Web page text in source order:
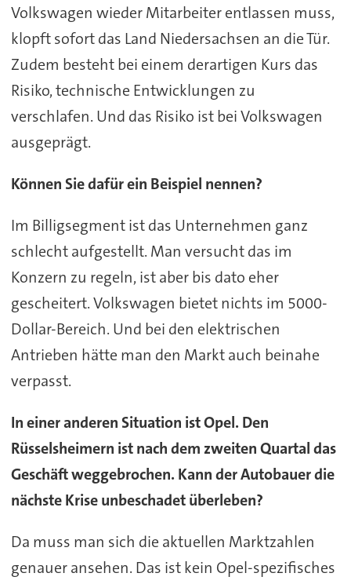
Volkswagen wieder Mitarbeiter entlassen muss,
klopft sofort das Land Niedersachsen an die Tür.
Zudem besteht bei einem derartigen Kurs das
Risiko, technische Entwicklungen zu
verschlafen. Und das Risiko ist bei Volkswagen
ausgeprägt.
Können Sie dafür ein Beispiel nennen?
Im Billigsegment ist das Unternehmen ganz
schlecht aufgestellt. Man versucht das im
Konzern zu regeln, ist aber bis dato eher
gescheitert. Volkswagen bietet nichts im 5000-
Dollar-Bereich. Und bei den elektrischen
Antrieben hätte man den Markt auch beinahe
verpasst.
In einer anderen Situation ist Opel. Den
Rüsselsheimern ist nach dem zweiten Quartal das
Geschäft weggebrochen. Kann der Autobauer die
nächste Krise unbeschadet überleben?
Da muss man sich die aktuellen Marktzahlen
genauer ansehen. Das ist kein Opel-spezifisches